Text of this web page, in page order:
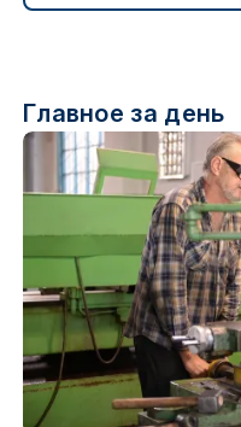
Главное за день